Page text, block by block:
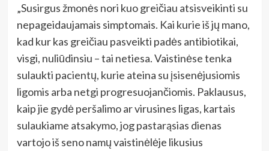
„Susirgus žmonės nori kuo greičiau atsisveikinti su
nepageidaujamais simptomais. Kai kurie iš jų mano,
kad kur kas greičiau pasveikti padės antibiotikai,
visgi, nuliūdinsiu – tai netiesa. Vaistinėse tenka
sulaukti pacientų, kurie ateina su įsisenėjusiomis
ligomis arba netgi progresuojančiomis. Paklausus,
kaip jie gydė peršalimo ar virusines ligas, kartais
sulaukiame atsakymo, jog pastarąsias dienas
vartojo iš seno namų vaistinėlėje likusius